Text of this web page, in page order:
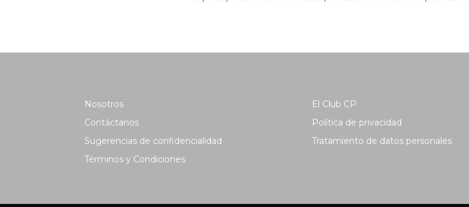
Nosotros
Contáctanos
Sugerencias de confidencialidad
Términos y Condiciones
El Club CP
Política de privacidad
Tratamiento de datos personales